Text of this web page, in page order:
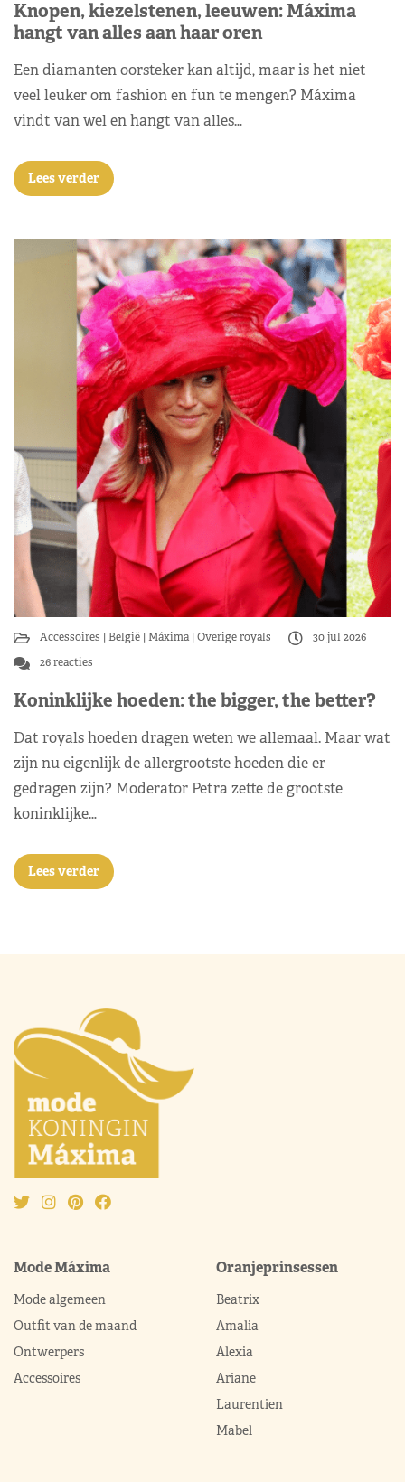
Knopen, kiezelstenen, leeuwen: Máxima
hangt van alles aan haar oren
Een diamanten oorsteker kan altijd, maar is het niet
veel leuker om fashion en fun te mengen? Máxima
vindt van wel en hangt van alles…
Lees verder
Accessoires België Máxima Overige royals
30 jul 2026
26 reacties
Koninklijke hoeden: the bigger, the better?
Dat royals hoeden dragen weten we allemaal. Maar wat
zijn nu eigenlijk de allergrootste hoeden die er
gedragen zijn? Moderator Petra zette de grootste
koninklijke…
Lees verder
Mode Máxima
Mode algemeen
Outfit van de maand
Ontwerpers
Accessoires
Oranjeprinsessen
Beatrix
Amalia
Alexia
Ariane
Laurentien
Mabel